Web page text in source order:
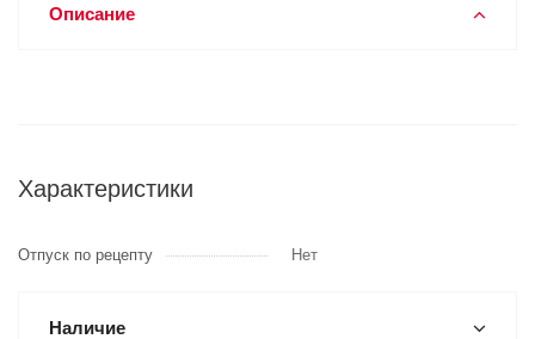
Описание
Характеристики
Отпуск по рецепту Нет
Наличие